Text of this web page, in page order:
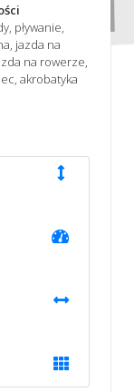
pływanie,
jazda na
na rowerze,
akrobatyka